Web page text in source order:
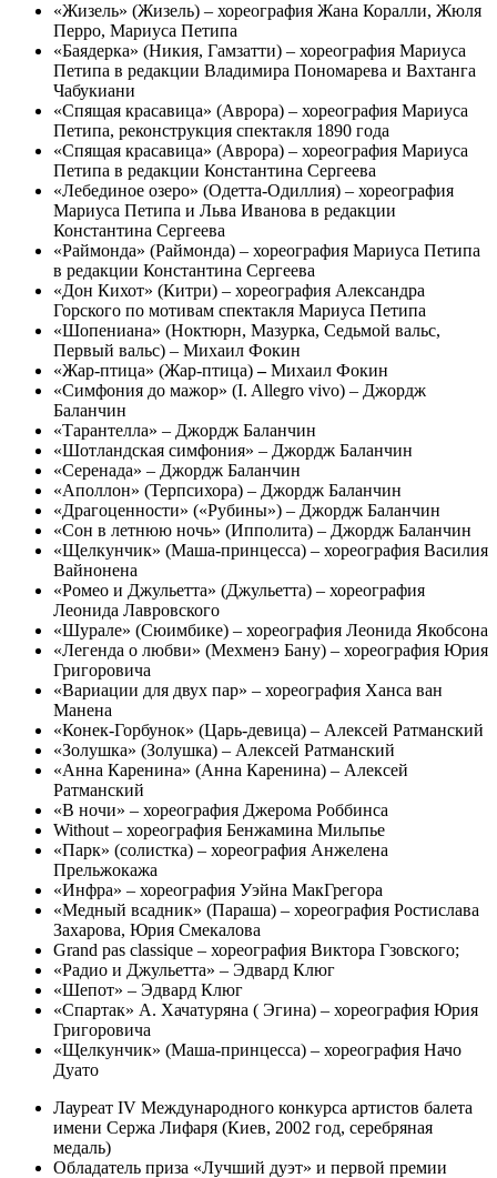
«Жизель» (Жизель) – хореография Жана Коралли, Жюля
Перро, Мариуса Петипа
«Баядерка» (Никия, Гамзатти) – хореография Мариуса
Петипа в редакции Владимира Пономарева и Вахтанга
Чабукиани
«Спящая красавица» (Аврора) – хореография Мариуса
Петипа, реконструкция спектакля 1890 года
«Спящая красавица» (Аврора) – хореография Мариуса
Петипа в редакции Константина Сергеева
«Лебединое озеро» (Одетта-Одиллия) – хореография
Мариуса Петипа и Льва Иванова в редакции
Константина Сергеева
«Раймонда» (Раймонда) – хореография Мариуса Петипа
в редакции Константина Сергеева
«Дон Кихот» (Китри) – хореография Александра
Горского по мотивам спектакля Мариуса Петипа
«Шопениана» (Ноктюрн, Мазурка, Седьмой вальс,
Первый вальс) – Михаил Фокин
«Жар-птица» (Жар-птица)–Михаил Фокин
«Симфония до мажор» (I. Allegro vivo) – Джордж
Баланчин
«Тарантелла» – Джордж Баланчин
«Шотландская симфония» – Джордж Баланчин
«Серенада» – Джордж Баланчин
«Аполлон» (Терпсихора) – Джордж Баланчин
«Драгоценности» («Рубины») – Джордж Баланчин
«Сон в летнюю ночь» (Ипполита) – Джордж Баланчин
«Щелкунчик» (Маша-принцесса) – хореография Василия
Вайнонена
«Ромео и Джульетта» (Джульетта) – хореография
Леонида Лавровского
«Шурале» (Сюимбике) – хореография Леонида Якобсона
«Легенда о любви» (Мехменэ Бану) – хореография Юрия
Григоровича
«Вариации для двух пар» – хореография Ханса ван
Манена
«Конек-Горбунок» (Царь-девица) – Алексей Ратманский
«Золушка» (Золушка) – Алексей Ратманский
«Анна Каренина» (Анна Каренина) – Алексей
Ратманский
«В ночи» – хореография Джерома Роббинса
Without – хореография Бенжамина Мильпье
«Парк» (солистка) – хореография Анжелена
Прельжокажа
«Инфра» – хореография Уэйна МакГрегора
«Медный всадник» (Параша) – хореография Ростислава
Захарова, Юрия Смекалова
Grand pas classique – хореография Виктора Гзовского;
«Радио и Джульетта» – Эдвард Клюг
«Шепот» – Эдвард Клюг
«Спартак» А. Хачатуряна ( Эгина) – хореография Юрия
Григоровича
«Щелкунчик» (Маша-принцесса) – хореография Начо
Дуато
Лауреат IV Международного конкурса артистов балета
имени Сержа Лифаря (Киев, 2002 год, серебряная
медаль)
Обладатель приза «Лучший дуэт» и первой премии